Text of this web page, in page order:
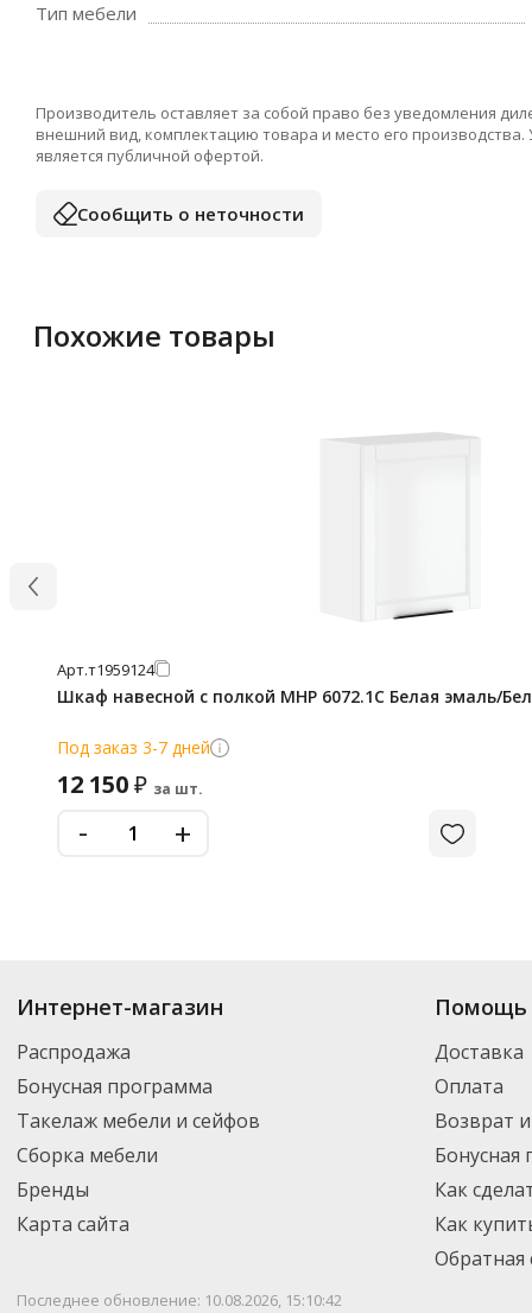
Тип мебели
Производитель оставляет за собой право без уведомления
внешний вид, комплектацию товара и место его
является публичной офертой.
Сообщить о неточности
Похожие товары
Арт.т1959124
Шкаф навесной с полкой MHP 6072.1C Белая эмаль/
Под заказ 3-7 дней
12 150₽ за шт.
- +
Интернет-магазин
Распродажа
Бонусная программа
Такелаж мебели и сейфов
Сборка мебели
Бренды
Карта сайта
Помощь
Доставка
Оплата
Возврат
Бонусная
Как
Как
Обратная
Последнее обновление: 10.08.2026, 15:10:42